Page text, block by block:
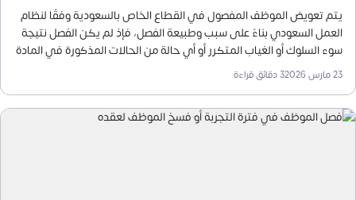
يتم تعويض الموظف المفصول في القطاع الخاص بالسعودية وفقًا لنظام
العمل السعودي بناءً على سبب وطبيعة الفصل، فإذ لم يكن الفصل نتيجة
سوء السلوك أو الغياب المتكرر أو أي حالة من الحالات المذكورة في المادة
80 من نظام العمل
23 مارس 2026 3دقائق قراءة